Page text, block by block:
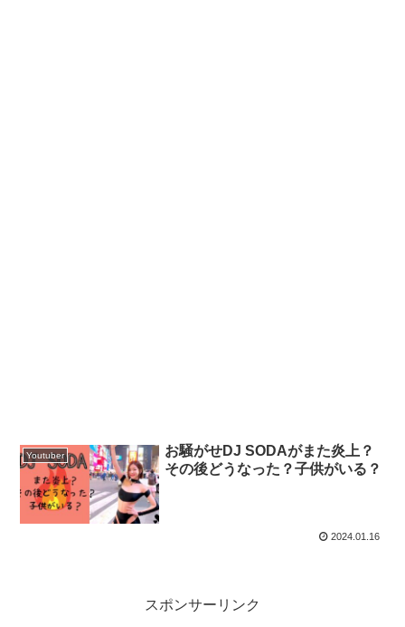
Youtuber
お騒がせDJ SODAがまた炎上？
その後どうなった？子供がいる？
2024.01.16
スポンサーリンク